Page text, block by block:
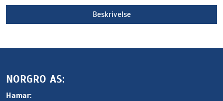
Beskrivelse
NORGRO AS:
Hamar: